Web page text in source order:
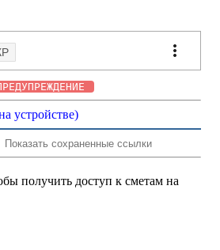
устройстве)
Показать сохраненные ссылки
получить доступ к сметам на